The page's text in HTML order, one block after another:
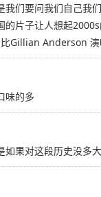
们要问我们自己
片子让人想起
Anderson 演
味的多
果对这段历史没多